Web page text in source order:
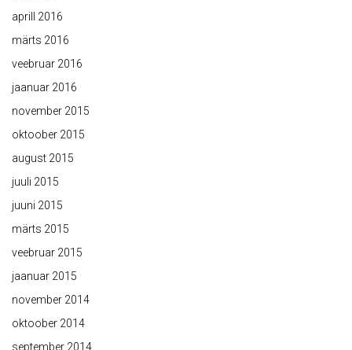
aprill 2016
märts 2016
veebruar 2016
jaanuar 2016
november 2015
oktoober 2015
august 2015
juuli 2015
juuni 2015
märts 2015
veebruar 2015
jaanuar 2015
november 2014
oktoober 2014
september 2014